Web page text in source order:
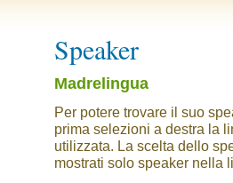
Speaker
Madrelingua
Per potere trovare il suo
prima selezioni a destra la
utilizzata. La scelta dello
mostrati solo speaker nella